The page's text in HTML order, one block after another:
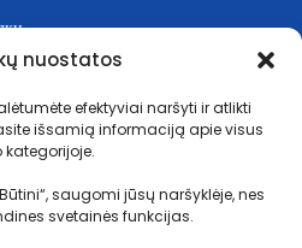
nuostatos
efektyviai naršyti ir atlikti
išsamią informaciją apie visus
kategorijoje.
saugomi jūsų naršyklėje, nes
svetainės funkcijas.
И ПРЕДОСТАВЛЕНИЯ УСЛУГ